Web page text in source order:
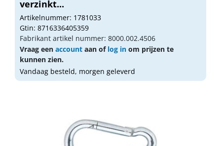
verzinkt...
Artikelnummer: 1781033
Gtin: 8716336405359
Fabrikant artikel nummer: 8000.002.4506
Vraag een account aan of log in om prijzen te
kunnen zien.
Vandaag besteld, morgen geleverd